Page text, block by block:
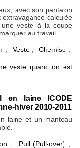
avec son pantalon
extravagance calculée
veste à la coupe
au travail.
, Veste, Chemise,
veste quand on est
en laine ICODE
hiver 2010-2011
laine et un manteau
Pull (Pull-over)